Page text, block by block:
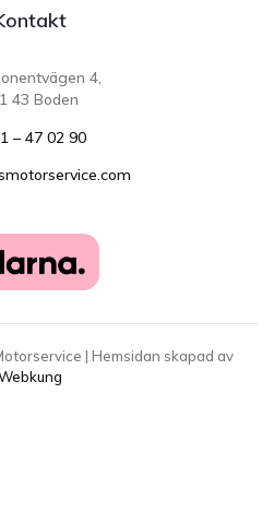
4,
43 Boden
– 47 02 90
| Hemsidan skapad av